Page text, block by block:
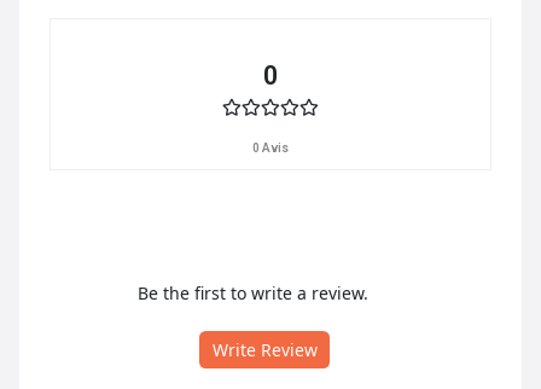
0
0 Avis
Be the first to write a review.
Write Review